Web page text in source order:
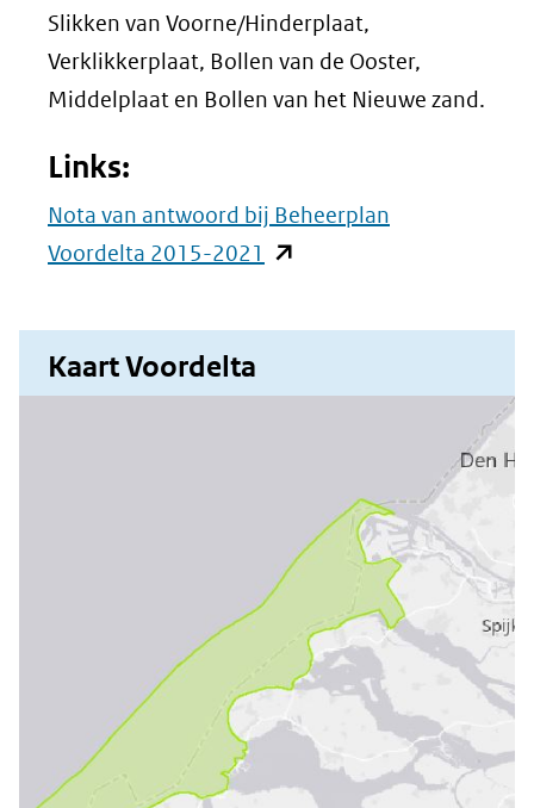
Slikken van Voorne/Hinderplaat,
Verklikkerplaat, Bollen van de Ooster,
Middelplaat en Bollen van het Nieuwe zand.
Links:
Nota van antwoord bij Beheerplan
Voordelta 2015-2021 (opent
nieuw
(verwijst
andere
website)
Kaart Voordelta